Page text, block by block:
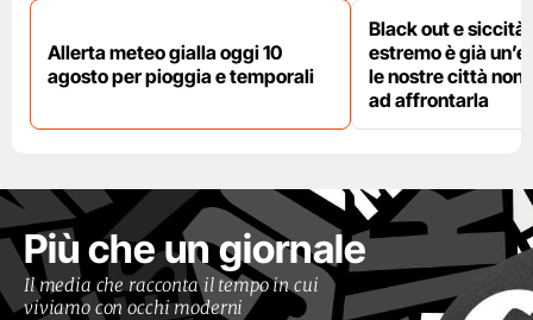
Allerta meteo gialla oggi 10
agosto per pioggia e temporali
Black out e
estremo è già
le nostre città non
ad affrontarla
Più che un giornale
Il media che racconta il tempo in cui
viviamo con occhi moderni